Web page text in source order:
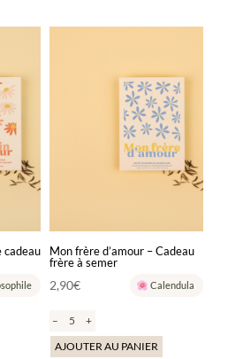
19,90€.
cadeau
Mon frère d’amour – Cadeau
frère à semer
2,90€ Calendula
–
+
AJOUTER AU PANIER